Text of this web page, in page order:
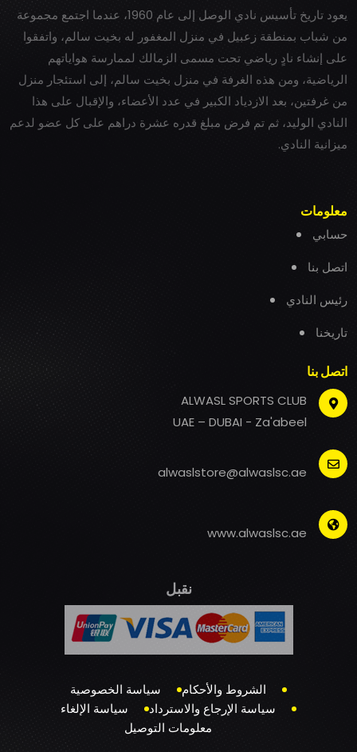
يعود تاريخ تأسيس نادي الوصل إلى عام 1960، عندما اجتمع مجموعة
من شباب بمنطقة زعبيل في منزل المغفور له بخيت سالم، واتفقوا
على إنشاء نادٍ رياضي تحت مسمى الزمالك لممارسة هواياتهم
الرياضية، ومن هذه الغرفة في منزل بخيت سالم، إلى استئجار منزل
من غرفتين، بعد الازدياد الكبير في عدد الأعضاء، والإقبال على هذا
النادي الوليد، ثم تم فرض مبلغ قدره عشرة دراهم على كل عضو لدعم
ميزانية النادي.
معلومات
حسابي
اتصل بنا
رئيس النادي
تاريخنا
اتصل بنا
ALWASL SPORTS CLUB
UAE – DUBAI - Za'abeel
alwaslstore@alwaslsc.ae
www.alwaslsc.ae
نقبل
الشروط والأحكام
سياسة الخصوصية
سياسة الإرجاع والاسترداد
سياسة الإلغاء
معلومات التوصيل